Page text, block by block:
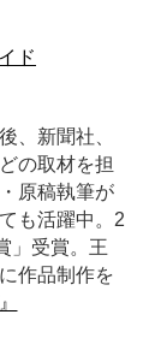
ド
、新聞社、
の取材を担
原稿執筆が
も活躍中。2
」受賞。王
作品制作を